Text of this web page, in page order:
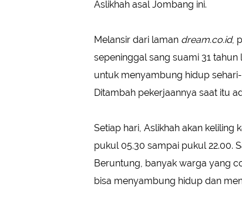
Aslikhah asal Jombang ini.
Melansir dari laman dream.co.id,
sepeninggal sang suami 31
untuk menyambung hidup
Ditambah pekerjaannya saat itu
Setiap hari, Aslikhah akan
pukul 05.30 sampai pukul 22.00.
Beruntung, banyak warga yang
bisa menyambung hidup dan